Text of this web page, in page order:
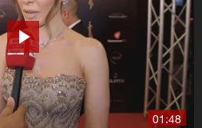
01:48